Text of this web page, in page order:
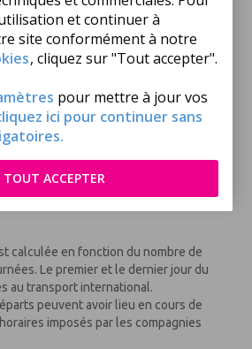
et continuer à
site conformément à notre
, cliquez sur "Tout accepter".
pour mettre à jour vos
ici pour continuer sans
TOUT ACCEPTER
»
comme « spéciaux » (ex. :
l'aéroport et doivent faire l'objet d'une
du voyagiste. L'organisme en
entre l'aéroport et l'hôtel se réserve
spéciaux ». Ce supplément sera à
calculée en fonction du nombre de
Le premier et le dernier jour du
au transport international.
peuvent avoir lieu en cours de
imposés par les compagnies